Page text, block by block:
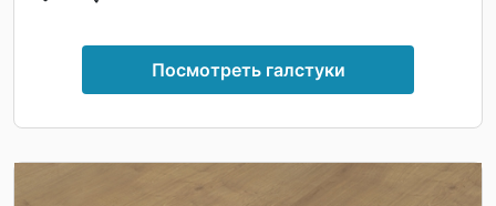
Посмотреть галстуки